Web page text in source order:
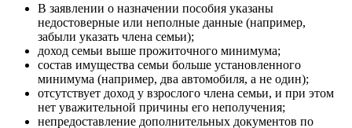
В заявлении о назначении пособия указаны
недостоверные или неполные данные (например,
забыли указать члена семьи);
доход семьи выше прожиточного минимума;
состав имущества семьи больше установленного
минимума (например, два автомобиля, а не один);
отсутствует доход у взрослого члена семьи, и при этом
нет уважительной причины его неполучения;
непредоставление дополнительных документов по